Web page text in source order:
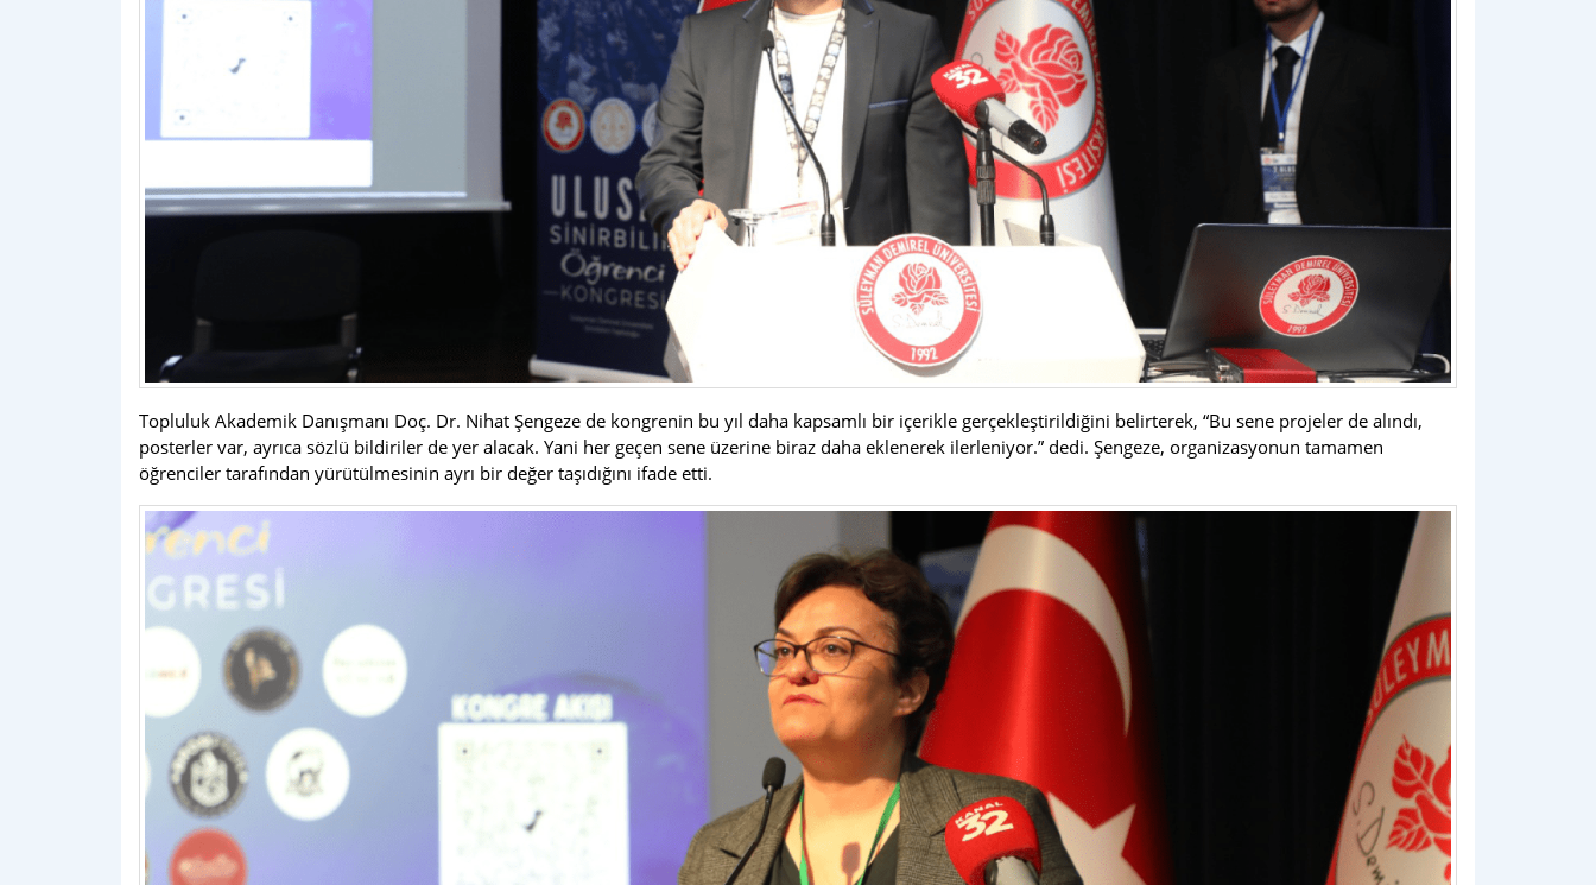
Topluluk Akademik Danışmanı Doç. Dr. Nihat Şengeze de kongrenin bu yıl daha kapsamlı bir içerikle gerçekleştirildiğini belirterek, “Bu sene projeler de alındı,
posterler var, ayrıca sözlü bildiriler de yer alacak. Yani her geçen sene üzerine biraz daha eklenerek ilerleniyor.” dedi. Şengeze, organizasyonun tamamen
öğrenciler tarafından yürütülmesinin ayrı bir değer taşıdığını ifade etti.